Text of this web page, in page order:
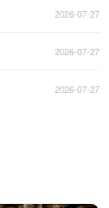
2026-07-27
2026-07-27
2026-07-27